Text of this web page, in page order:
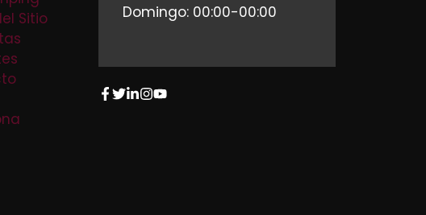
Sitio
Domingo: 00:00-00:00